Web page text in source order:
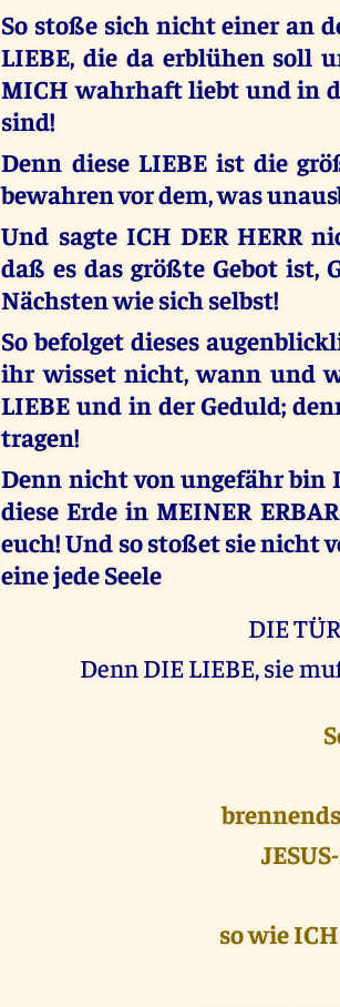
So stoße sich nicht einer an
LIEBE, die da erblühen soll
MICH wahrhaft liebt und in
sind!
Denn diese LIEBE ist die
bewahren vor dem, was
Und sagte ICH DER HERR
daß es das größte Gebot ist,
Nächsten wie sich selbst!
So befolget dieses
ihr wisset nicht, wann und
LIEBE und in der Geduld;
tragen!
Denn nicht von ungefähr bin
diese Erde in MEINER
euch! Und so stoßet sie nicht
eine jede Seele
DIE
Denn DIE LIEBE, sie
so wie